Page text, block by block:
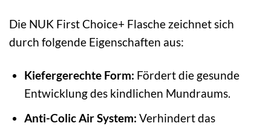
Die NUK First Choice+ Flasche zeichnet sich
durch folgende Eigenschaften aus:
Kiefergerechte Form: Fördert die gesunde
Entwicklung des kindlichen Mundraums.
Anti-Colic Air System: Verhindert das